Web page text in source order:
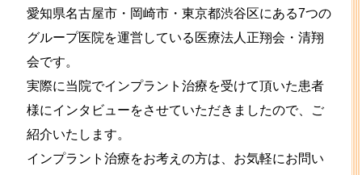
愛知県名古屋市・岡崎市・東京都渋谷区にある7つの
グループ医院を運営している医療法人正翔会・清翔
会です。
実際に当院でインプラント治療を受けて頂いた患者
様にインタビューをさせていただきましたので、ご
紹介いたします。
インプラント治療をお考えの方は、お気軽にお問い